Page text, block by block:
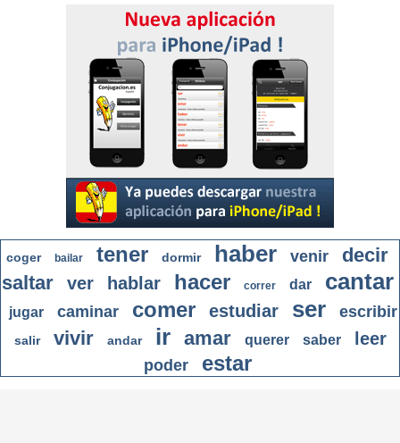
coger bailar tener dormir haber venir
decir
saltar
ver hablar hacer correr dar cantar
jugar caminar comer estudiar ser escribir
salir vivir andar ir amar querer saber leer
poder estar